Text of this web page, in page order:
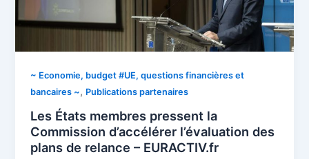
~ Economie, budget #UE, questions financières et
bancaires ~, Publications partenaires
Les États membres pressent la
Commission d’accélérer l’évaluation des
plans de relance – EURACTIV.fr